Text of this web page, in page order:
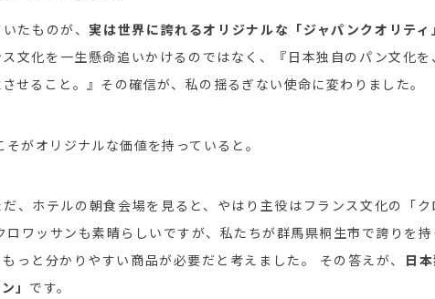
たものが、実は世界に誇れるオリジナルな「ジャパンクオリティ
文化を一生懸命追いかけるのではなく、『日本独自のパン文化を
せること。』その確信が、私の揺るぎない使命に変わりました。
がオリジナルな価値を持っていると。
、ホテルの朝食会場を見ると、やはり主役はフランス文化の「
ロワッサンも素晴らしいですが、私たちが群馬県桐生市で誇りを
っと分かりやすい商品が必要だと考えました。 その答えが、 日
」 です。